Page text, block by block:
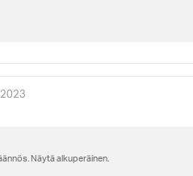
Näytä alkuperäinen.